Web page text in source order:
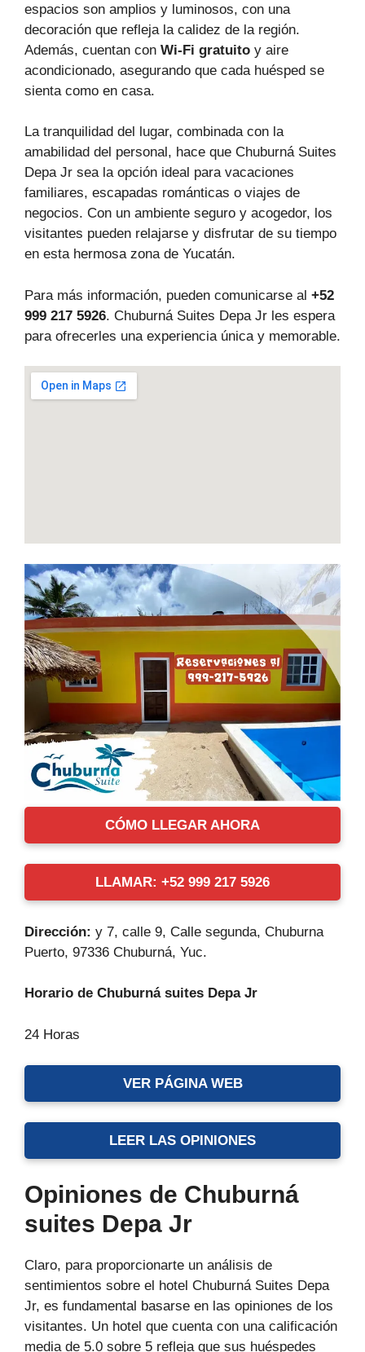
espacios son amplios y luminosos, con una
decoración que refleja la calidez de la región.
Además, cuentan con Wi-Fi gratuito y aire
acondicionado, asegurando que cada huésped se
sienta como en casa.
La tranquilidad del lugar, combinada con la
amabilidad del personal, hace que Chuburná Suites
Depa Jr sea la opción ideal para vacaciones
familiares, escapadas románticas o viajes de
negocios. Con un ambiente seguro y acogedor, los
visitantes pueden relajarse y disfrutar de su tiempo
en esta hermosa zona de Yucatán.
Para más información, pueden comunicarse al +52
999 217 5926. Chuburná Suites Depa Jr les espera
para ofrecerles una experiencia única y memorable.
CÓMO LLEGAR AHORA
LLAMAR: +52 999 217 5926
Dirección: y 7, calle 9, Calle segunda, Chuburna
Puerto, 97336 Chuburná, Yuc.
Horario de Chuburná suites Depa Jr
24 Horas
VER PÁGINA WEB
LEER LAS OPINIONES
Opiniones de Chuburná
suites Depa Jr
Claro, para proporcionarte un análisis de
sentimientos sobre el hotel Chuburná Suites Depa
Jr, es fundamental basarse en las opiniones de los
visitantes. Un hotel que cuenta con una calificación
media de 5.0 sobre 5 refleja que sus huéspedes